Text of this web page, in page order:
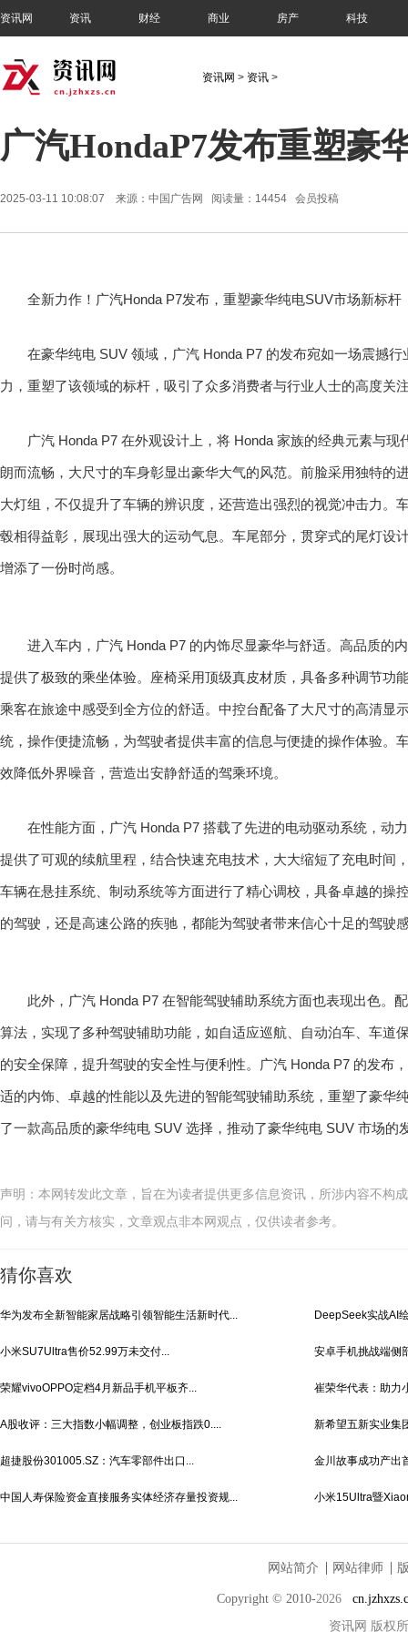
资讯网 资讯 财经 商业 房产 科技
资讯网 > 资讯 >
广汽HondaP7发布重塑豪
2025-03-11 10:08:07 来源：中国广告网 阅读量：14454 会员投稿
全新力作！广汽Honda P7发布，重塑豪华纯电SUV市场新标杆
在豪华纯电 SUV 领域，广汽 Honda P7 的发布宛如一场震撼
力，重塑了该领域的标杆，吸引了众多消费者与行业人士的高度关
广汽 Honda P7 在外观设计上，将 Honda 家族的经典元素与
朗而流畅，大尺寸的车身彰显出豪华大气的风范。前脸采用独特的
大灯组，不仅提升了车辆的辨识度，还营造出强烈的视觉冲击力。
毂相得益彰，展现出强大的运动气息。车尾部分，贯穿式的尾灯设
增添了一份时尚感。
进入车内，广汽 Honda P7 的内饰尽显豪华与舒适。高品质的
提供了极致的乘坐体验。座椅采用顶级真皮材质，具备多种调节功
乘客在旅途中感受到全方位的舒适。中控台配备了大尺寸的高清显
统，操作便捷流畅，为驾驶者提供丰富的信息与便捷的操作体验。
效降低外界噪音，营造出安静舒适的驾乘环境。
在性能方面，广汽 Honda P7 搭载了先进的电动驱动系统，动
提供了可观的续航里程，结合快速充电技术，大大缩短了充电时间
车辆在悬挂系统、制动系统等方面进行了精心调校，具备卓越的操
的驾驶，还是高速公路的疾驰，都能为驾驶者带来信心十足的驾驶
此外，广汽 Honda P7 在智能驾驶辅助系统方面也表现出色。
算法，实现了多种驾驶辅助功能，如自适应巡航、自动泊车、车道
的安全保障，提升驾驶的安全性与便利性。广汽 Honda P7 的发布
适的内饰、卓越的性能以及先进的智能驾驶辅助系统，重塑了豪华
了一款高品质的豪华纯电 SUV 选择，推动了豪华纯电 SUV 市场的
声明：本网转发此文章，旨在为读者提供更多信息资讯，所涉内容不构
问，请与有关方核实，文章观点非本网观点，仅供读者参考。
猜你喜欢
华为发布全新智能家居战略引领智能生活新时代... DeepSeek实战AI
小米SU7Ultra售价52.99万未交付... 安卓手机挑战端侧
荣耀vivoOPPO定档4月新品手机平板齐... 崔荣华代表：助力
A股收评：三大指数小幅调整，创业板指跌0.... 新希望五新实业集
超捷股份301005.SZ：汽车零部件出口... 金川故事成功产出
中国人寿保险资金直接服务实体经济存量投资规... 小米15Ultra暨
网站简介 网站律师
Copyright © 2010-2026
资讯网 版权